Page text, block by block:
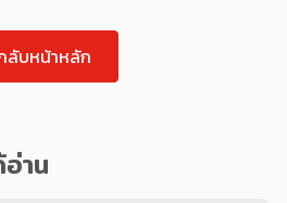
ลับหน้าหลัก
าน